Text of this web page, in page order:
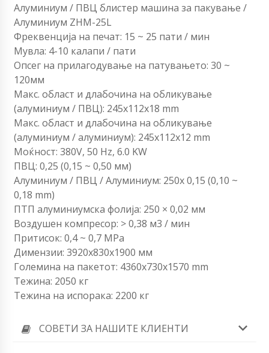
Алуминиум / ПВЦ блистер машина за пакување /
Алуминиум ZHM-25L
Фреквенција на печат: 15 ~ 25 пати / мин
Мувла: 4-10 калапи / пати
Опсег на прилагодување на патувањето: 30 ~
120мм
Макс. област и длабочина на обликување
(алуминиум / ПВЦ): 245x112x18 mm
Макс. област и длабочина на обликување
(алуминиум / алуминиум): 245x112x12 mm
Моќност: 380V, 50 Hz, 6.0 KW
ПВЦ: 0,25 (0,15 ~ 0,50 мм)
Алуминиум / ПВЦ / Алуминиум: 250x 0,15 (0,10 ~
0,18 mm)
ПТП алуминиумска фолија: 250 × 0,02 мм
Воздушен компресор: > 0,38 м3 / мин
Притисок: 0,4 ~ 0,7 MPa
Димензии: 3920х830х1900 мм
Големина на пакетот: 4360x730x1570 mm
Тежина: 2050 кг
Тежина на испорака: 2200 кг
СОВЕТИ ЗА НАШИТЕ КЛИЕНТИ